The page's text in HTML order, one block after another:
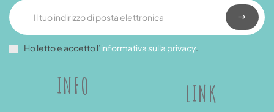
INFO LINK
Ho letto e accetto l’informativa sulla privacy.